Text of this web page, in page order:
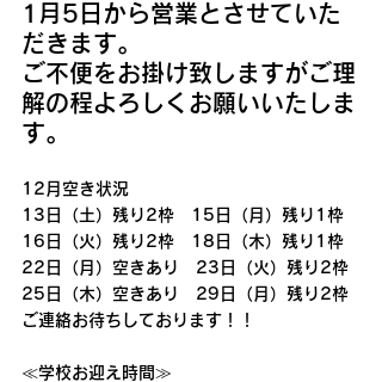
1月5日から営業とさせていた
だきます。
ご不便をお掛け致しますがご理
解の程よろしくお願いいたしま
す。
12月空き状況
13日（土）残り2枠　15日（月）残り1枠
16日（火）残り2枠　18日（木）残り1枠
22日（月）空きあり　23日（火）残り2枠
25日（木）空きあり　29日（月）残り2枠
ご連絡お待ちしております！！
≪学校お迎え時間≫